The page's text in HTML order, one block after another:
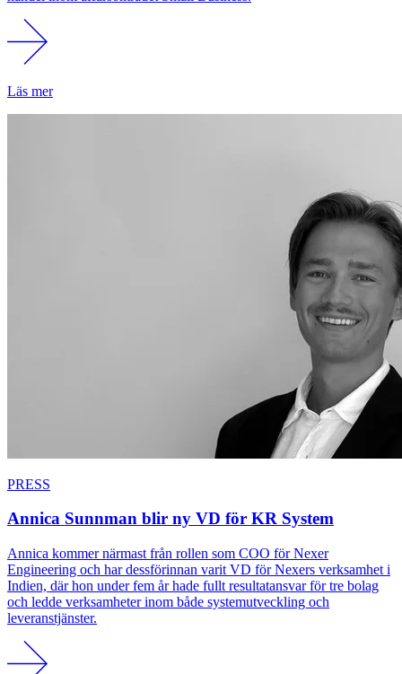
Läs mer
PRESS
Annica Sunnman blir ny VD för KR System
Annica kommer närmast från rollen som COO för Nexer
Engineering och har dessförinnan varit VD för Nexers verksamhet i
Indien, där hon under fem år hade fullt resultatansvar för tre bolag
och ledde verksamheter inom både systemutveckling och
leveranstjänster.